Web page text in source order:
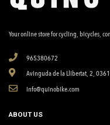
Your online store for cycling, bicycles,
965380672
Avinguda de la Llibertat, 2,
info@quinobike.com
ABOUT US